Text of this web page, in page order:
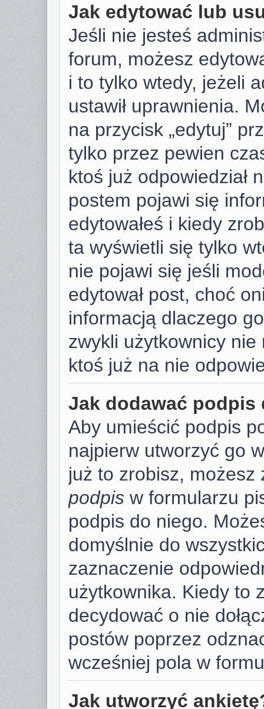
Jak edytować lub
Jeśli nie jesteś
forum, możesz
i to tylko wtedy, jeżeli
ustawił uprawnienia.
na przycisk „edytuj”
tylko przez pewien
ktoś już odpowiedział
postem pojawi się
edytowałeś i kiedy
ta wyświetli się tylko
nie pojawi się jeśli
edytował post, choć
informacją dlaczego
zwykli użytkownicy
ktoś już na nie
Jak dodawać
Aby umieścić podpis
najpierw utworzyć go
już to zrobisz,
podpis w formularzu
podpis do niego.
domyślnie do
zaznaczenie
użytkownika. Kiedy to
decydować o nie
postów poprzez
wcześniej pola w
Jak utworzyć